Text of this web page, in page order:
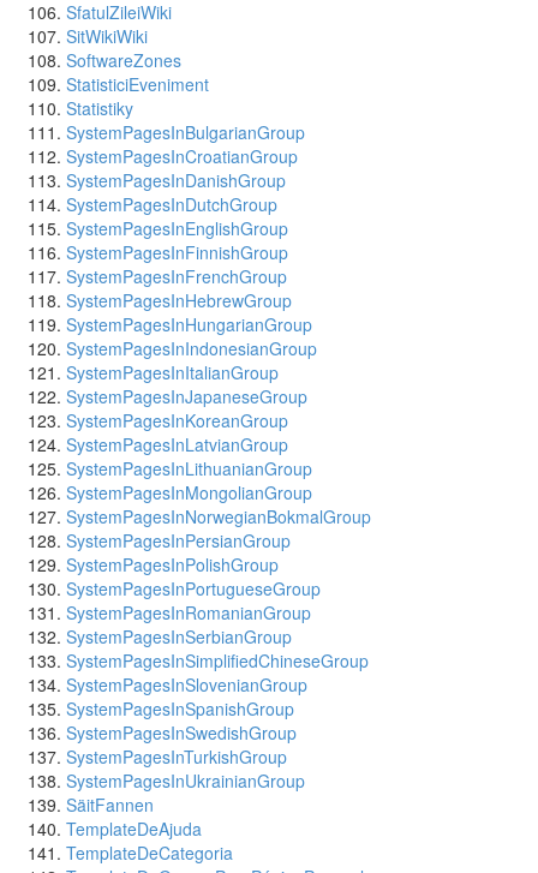
SfatulZileiWiki
SitWikiWiki
SoftwareZones
StatisticiEveniment
Statistiky
SystemPagesInBulgarianGroup
SystemPagesInCroatianGroup
SystemPagesInDanishGroup
SystemPagesInDutchGroup
SystemPagesInEnglishGroup
SystemPagesInFinnishGroup
SystemPagesInFrenchGroup
SystemPagesInHebrewGroup
SystemPagesInHungarianGroup
SystemPagesInIndonesianGroup
SystemPagesInItalianGroup
SystemPagesInJapaneseGroup
SystemPagesInKoreanGroup
SystemPagesInLatvianGroup
SystemPagesInLithuanianGroup
SystemPagesInMongolianGroup
SystemPagesInNorwegianBokmalGroup
SystemPagesInPersianGroup
SystemPagesInPolishGroup
SystemPagesInPortugueseGroup
SystemPagesInRomanianGroup
SystemPagesInSerbianGroup
SystemPagesInSimplifiedChineseGroup
SystemPagesInSlovenianGroup
SystemPagesInSpanishGroup
SystemPagesInSwedishGroup
SystemPagesInTurkishGroup
SystemPagesInUkrainianGroup
SäitFannen
TemplateDeAjuda
TemplateDeCategoria